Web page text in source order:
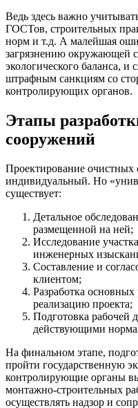
Ведь здесь важно
ГОСТов, строительных
норм и т.д. А малейшая
загрязнению окружающей
экологического баланса, и
штрафным санкциям со
контролирующих органов.
Этапы
сооружений
Проектирование очистных
индивидуальный. Но
существует:
Детальное
размещенной на ней;
Исследование
инженерных
Составление и
клиентом;
Разработка основных
реализацию проекта;
Подготовка рабочей
действующими
На финальном этапе,
пройти государственную
контролирующие органы
монтажно-строительных
осуществлять надзор и